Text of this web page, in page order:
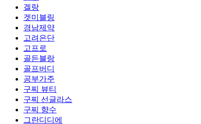
겔랑
겟미블링
경남제약
고려은단
고프로
골든블랑
골프버디
공부가주
구찌 뷰티
구찌 선글라스
구찌 향수
그란디디에